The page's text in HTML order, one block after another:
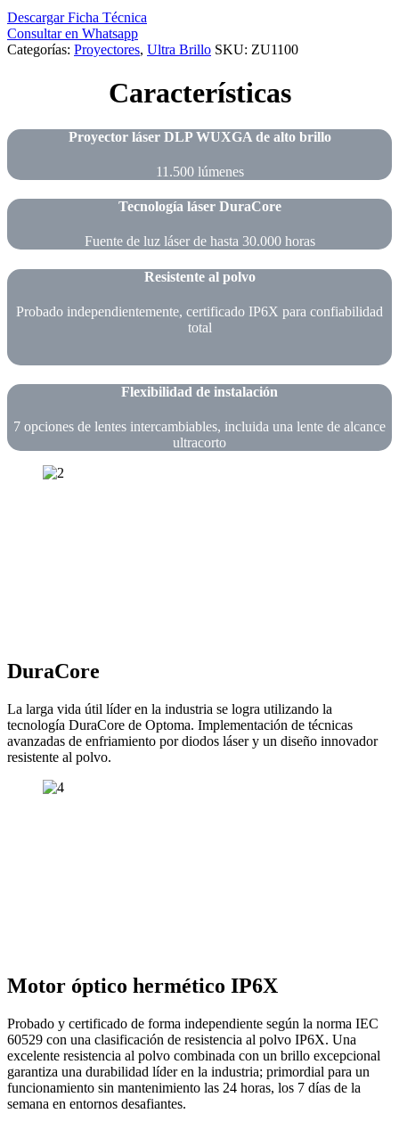
Descargar Ficha Técnica
Consultar en Whatsapp
Categorías: Proyectores, Ultra Brillo SKU: ZU1100
Características
Proyector láser DLP WUXGA de alto brillo
11.500 lúmenes
Tecnología láser DuraCore
Fuente de luz láser de hasta 30.000 horas
Resistente al polvo
Probado independientemente, certificado IP6X para confiabilidad
total
Flexibilidad de instalación
7 opciones de lentes intercambiables, incluida una lente de alcance
ultracorto
DuraCore
La larga vida útil líder en la industria se logra utilizando la
tecnología DuraCore de Optoma. Implementación de técnicas
avanzadas de enfriamiento por diodos láser y un diseño innovador
resistente al polvo.
Motor óptico hermético IP6X
Probado y certificado de forma independiente según la norma IEC
60529 con una clasificación de resistencia al polvo IP6X. Una
excelente resistencia al polvo combinada con un brillo excepcional
garantiza una durabilidad líder en la industria; primordial para un
funcionamiento sin mantenimiento las 24 horas, los 7 días de la
semana en entornos desafiantes.